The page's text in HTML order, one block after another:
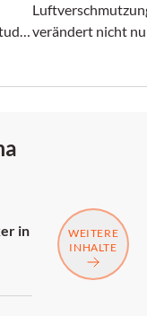
verändert nicht
in
WEITERE
INHALTE